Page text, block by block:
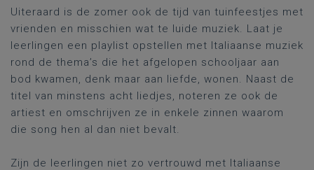
Uiteraard is de zomer ook de tijd van tuinfeestjes met
vrienden en misschien wat te luide muziek. Laat je
leerlingen een playlist opstellen met Italiaanse muziek
rond de thema’s die het afgelopen schooljaar aan
bod kwamen, denk maar aan liefde, wonen. Naast de
titel van minstens acht liedjes, noteren ze ook de
artiest en omschrijven ze in enkele zinnen waarom
die song hen al dan niet bevalt.
Zijn de leerlingen niet zo vertrouwd met Italiaanse